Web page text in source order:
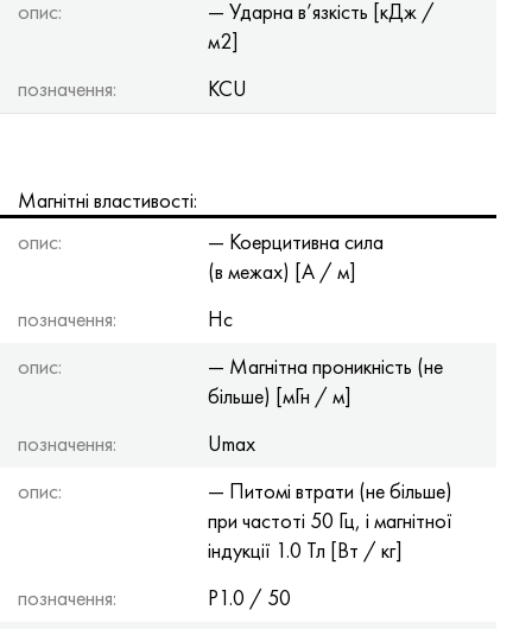
опис:
— Ударна в’язкість [кДж /
м2]
позначення:
KCU
Магнітні властивості:
опис:
— Коерцитивна сила
(в межах) [А / м]
позначення:
Hc
опис:
— Магнітна проникність (не
більше) [мГн / м]
позначення:
Umax
опис:
— Питомі втрати (не більше)
при частоті 50 Гц, і магнітної
індукції 1.0 Тл [Вт / кг]
позначення:
P1.0 / 50